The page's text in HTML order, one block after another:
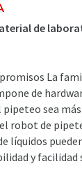
de
La
de
pipeteo sea
robot de
líquidos
y facilidad